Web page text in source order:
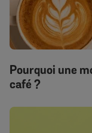
Pourquoi une
café ?